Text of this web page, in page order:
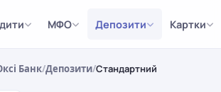
МФО Депозити Картки
Банк/Депозити/Стандартний